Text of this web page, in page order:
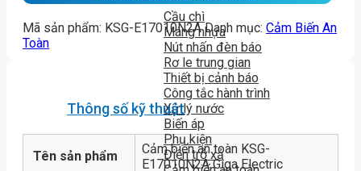
Cầu chì
Máng nhựa
Nút nhấn đèn báo
Rơ le trung gian
Thiết bị cảnh báo
Công tắc hành trình
Xử lý nước
Biến áp
Phụ kiện
Điện trở xả
Mã sản phẩm: KSG-E17010N2A Danh mục: Cảm Biến An
Toàn
Thông số kỹ thuật
Tên sản phẩm
Cảm biến an toàn KSG-
E17010N2A Giga Electric